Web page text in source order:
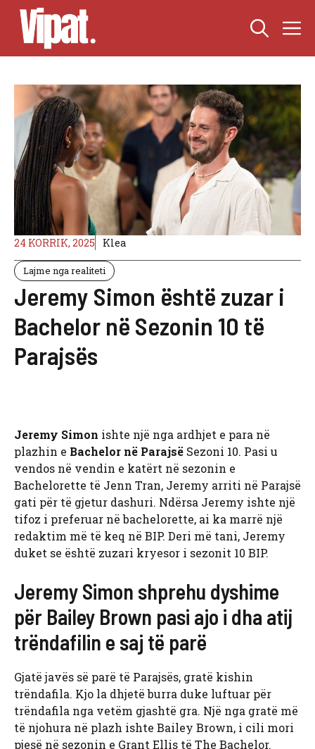
Skip
content
24 KORRIK, 2025 Klea
Lajme nga realiteti
Jeremy Simon është zuzar i
Bachelor në Sezonin 10 të
Parajsës
Jeremy Simon ishte një nga ardhjet e para në
plazhin e Bachelor në Parajsë Sezoni 10. Pasi u
vendos në vendin e katërt në sezonin e
Bachelorette të Jenn Tran, Jeremy arriti në Parajsë
gati për të gjetur dashuri. Ndërsa Jeremy ishte një
tifoz i preferuar në bachelorette, ai ka marrë një
redaktim më të keq në BIP. Deri më tani, Jeremy
duket se është zuzari kryesor i sezonit 10 BIP.
Jeremy Simon shprehu dyshime
për Bailey Brown pasi ajo i dha atij
trëndafilin e saj të parë
Gjatë javës së parë të Parajsës, gratë kishin
trëndafila. Kjo la dhjetë burra duke luftuar për
trëndafila nga vetëm gjashtë gra. Një nga gratë më
të njohura në plazh ishte Bailey Brown, i cili mori
pjesë në sezonin e Grant Ellis të The Bachelor.